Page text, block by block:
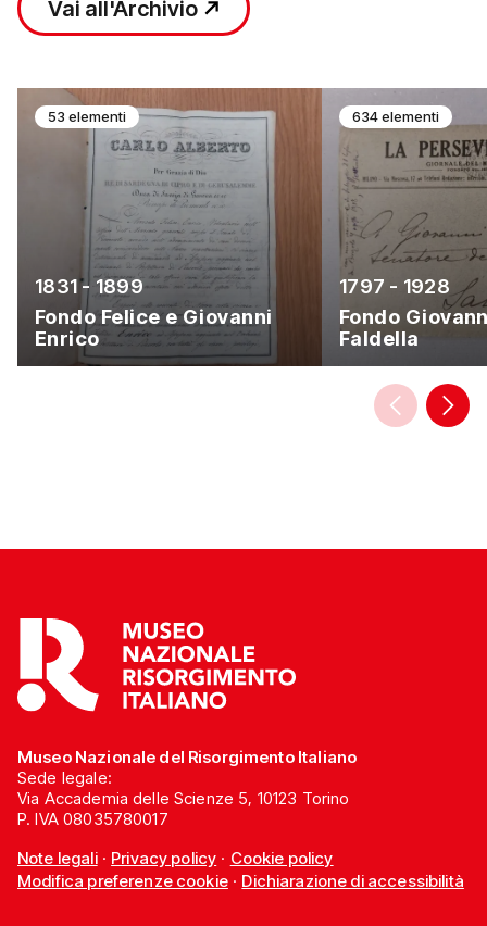
Vai all'Archivio
53 elementi
1831 - 1899
Fondo Felice e Giovanni
Enrico
634 elementi
1797 - 1928
Fondo
Faldella
Museo Nazionale del Risorgimento Italiano
Sede legale:
Via Accademia delle Scienze 5, 10123 Torino
P. IVA 08035780017
Note legali· Privacy policy · Cookie policy
Modifica preferenze cookie· Dichiarazione di accessibilità